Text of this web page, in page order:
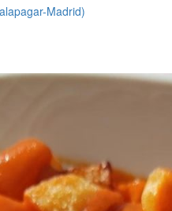
Madrid)